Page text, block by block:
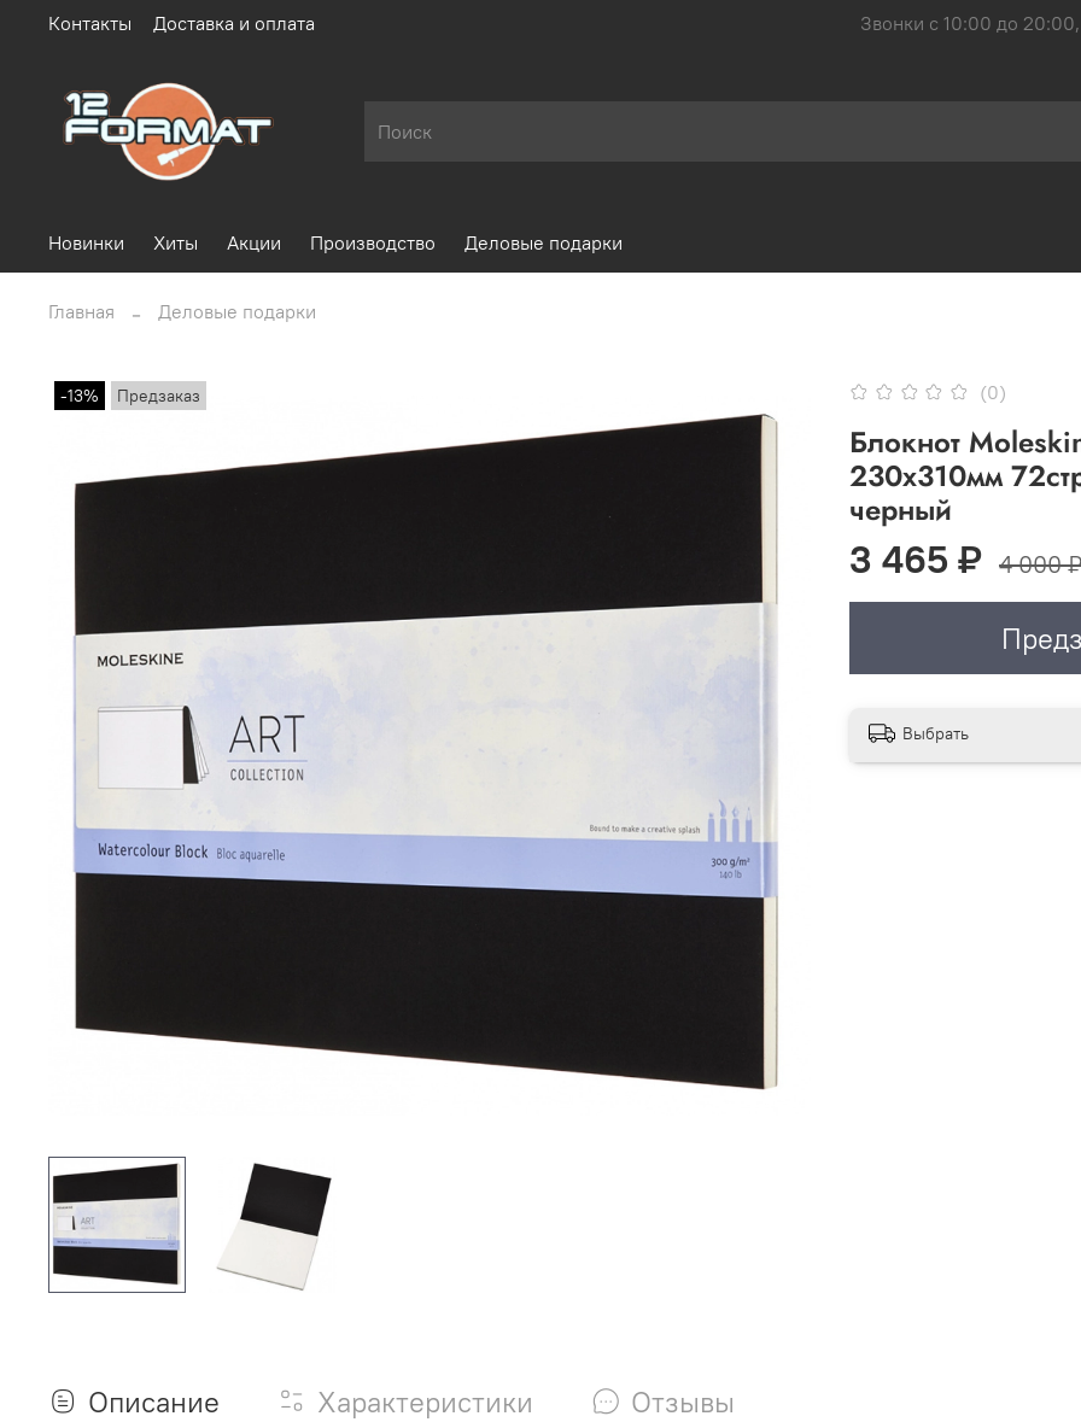
Контакты Доставка и оплата Звонки с 10:00 до 20:00,
Новинки Хиты Акции Производство Деловые подарки
Главная Деловые подарки
-13% Предзаказ (0)
Блокнот
230х310мм
черный
3 465 ₽ 4 000 ₽
Выбрать
Описание Характеристики Отзывы